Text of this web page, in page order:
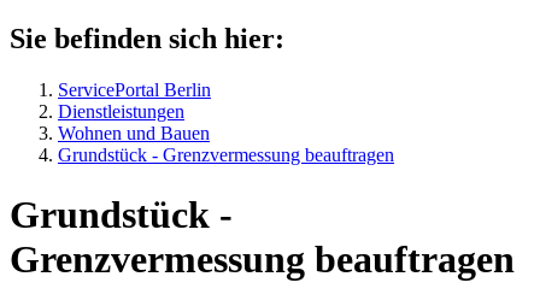
Sie befinden sich hier:
ServicePortal Berlin
Dienstleistungen
Wohnen und Bauen
Grundstück - Grenzvermessung beauftragen
Grundstück -
Grenzvermessung beauftragen